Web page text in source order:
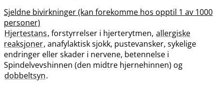
Sjeldne bivirkninger (kan forekomme hos opptil 1 av 1000
personer)
Hjertestans, forstyrrelser i hjerterytmen, allergiske
reaksjoner, anafylaktisk sjokk, pustevansker, sykelige
endringer eller skader i nervene, betennelse i
Spindelvevshinnen (den midtre hjernehinnen) og
dobbeltsyn.